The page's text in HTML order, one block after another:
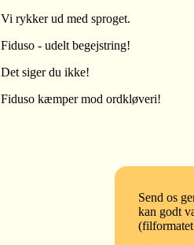
Vi rykkerud med sproget.
Fiduso - udelt begejstring!
Det siger duikke!
Fiduso kæmper mod ordkløveri!
Send os
kan godt